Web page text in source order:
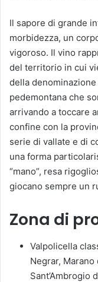
Il sapore di grande
morbidezza, un
vigoroso. Il vino
del territorio in cui
della
pedemontana che
arrivando a toccare
confine con la
serie di vallate e di
una forma
“mano”, resa
giocano sempre un
Zona di
Valpolicella
Negrar,
Sant’Ambrogio